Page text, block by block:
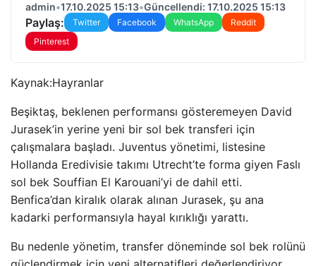
admin•17.10.2025 15:13•Güncellendi: 17.10.2025 15:13
Paylaş: Twitter Facebook WhatsApp
Reddit
Pinterest
Kaynak:Hayranlar
Beşiktaş, beklenen performansı gösteremeyen David
Jurasek’in yerine yeni bir sol bek transferi için
çalışmalara başladı. Juventus yönetimi, listesine
Hollanda Eredivisie takımı Utrecht’te forma giyen Faslı
sol bek Souffian El Karouani’yi de dahil etti.
Benfica’dan kiralık olarak alınan Jurasek, şu ana
kadarki performansıyla hayal kırıklığı yarattı.
Bu nedenle yönetim, transfer döneminde sol bek rolünü